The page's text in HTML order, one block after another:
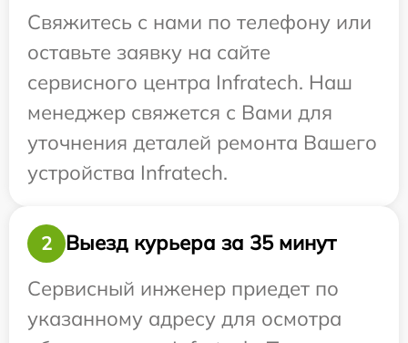
Свяжитесь с нами по телефону или
оставьте заявку на сайте
сервисного центра Infratech. Наш
менеджер свяжется с Вами для
уточнения деталей ремонта Вашего
устройства Infratech.
2
Выезд курьера за 35 минут
Сервисный инженер приедет по
указанному адресу для осмотра